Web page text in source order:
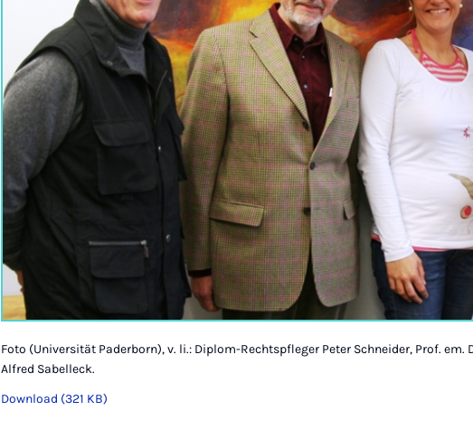
Foto (Universität Paderborn), v. li.: Diplom-Rechtspfleger Peter Schneider, Prof. em.
Alfred Sabelleck.
Download (321 KB)